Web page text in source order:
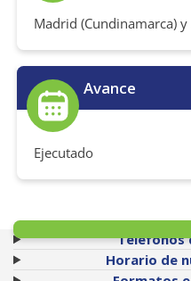
Madrid (Cundinamarca)
Avance
Ejecutado
Teléfonos
Horario de